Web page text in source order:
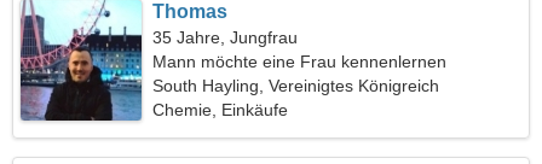
Thomas
35 Jahre, Jungfrau
Mann möchte eine Frau kennenlernen
South Hayling, Vereinigtes Königreich
Chemie, Einkäufe